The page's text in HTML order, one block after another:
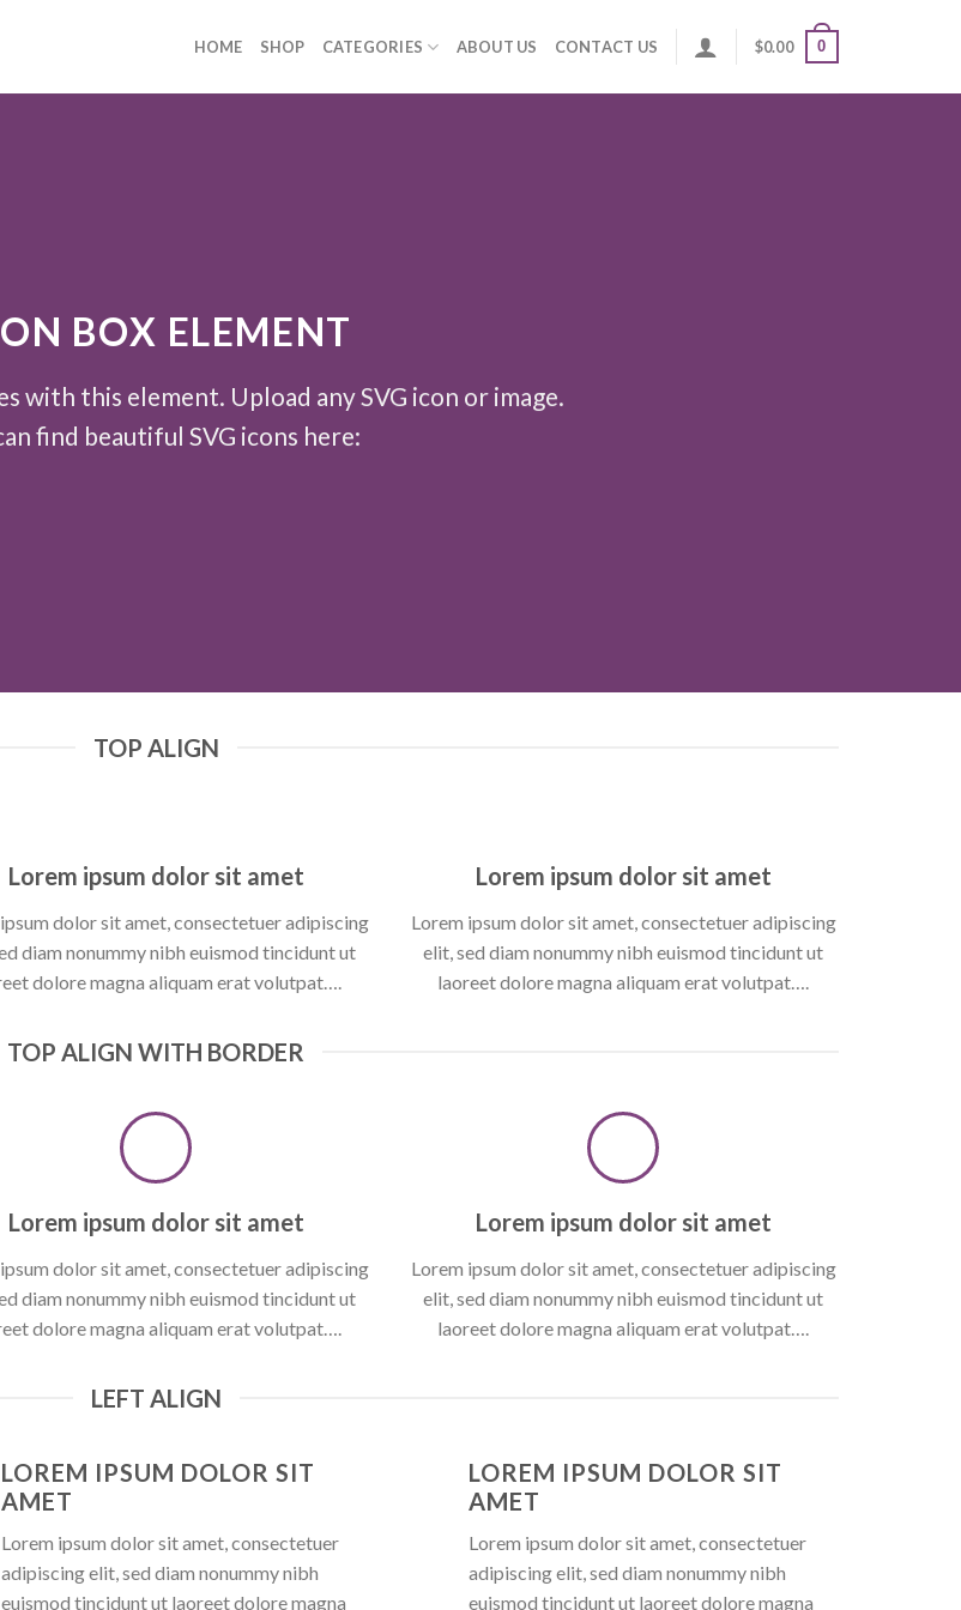
HOME SHOP CATEGORIES ABOUT US CONTACT US $0.00 0
BOX ELEMENT
with this element. Upload any SVG icon or image.
find beautiful SVG icons here:
TOP ALIGN
Lorem ipsum dolor sit amet
dolor sit amet, consectetuer adipiscing
diam nonummy nibh euismod tincidunt ut
dolore magna aliquam erat volutpat….
Lorem ipsum dolor sit amet
Lorem ipsum dolor sit amet, consectetuer adipiscing
elit, sed diam nonummy nibh euismod tincidunt ut
laoreet dolore magna aliquam erat volutpat….
TOP ALIGN WITH BORDER
Lorem ipsum dolor sit amet
dolor sit amet, consectetuer adipiscing
diam nonummy nibh euismod tincidunt ut
dolore magna aliquam erat volutpat….
Lorem ipsum dolor sit amet
Lorem ipsum dolor sit amet, consectetuer adipiscing
elit, sed diam nonummy nibh euismod tincidunt ut
laoreet dolore magna aliquam erat volutpat….
LEFT ALIGN
LOREM IPSUM DOLOR SIT
AMET
Lorem ipsum dolor sit amet, consectetuer
adipiscing elit, sed diam nonummy nibh
euismod tincidunt ut laoreet dolore magna
LOREM IPSUM DOLOR SIT
AMET
Lorem ipsum dolor sit amet, consectetuer
adipiscing elit, sed diam nonummy nibh
euismod tincidunt ut laoreet dolore magna